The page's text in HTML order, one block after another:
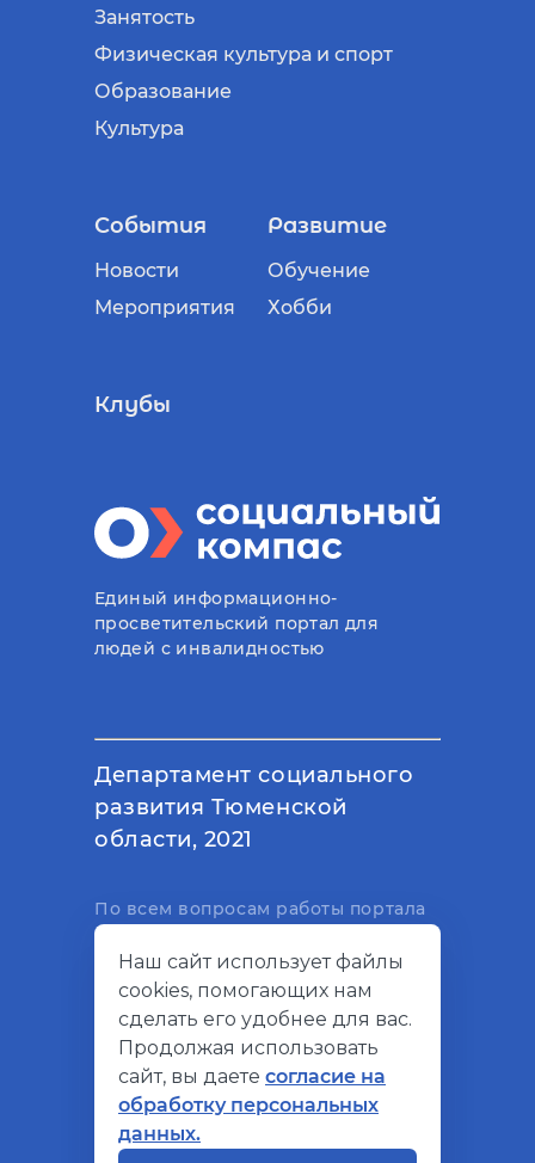
Занятость
Физическая культура и спорт
Образование
Культура
События
Новости
Мероприятия
Развитие
Обучение
Хобби
Клубы
Единый информационно-
просветительский портал для
людей с инвалидностью
Департамент социального
развития Тюменской
области, 2021
По всем вопросам работы портала
электронный адрес
support@socialkompas.ru
© Социальный компас, 2026
Политика конфиденциальности
Наш сайт использует файлы
cookies, помогающих нам
сделать его удобнее для вас.
Продолжая использовать
сайт, вы даете согласие на
обработку персональных
данных.